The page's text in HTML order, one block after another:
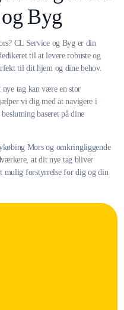
Byg
CL Service og Byg er din
til at levere robuste og
til dit hjem og dine behov.
tag kan være en stor
vi dig med at navigere i
baseret på dine
Mors og omkringliggende
at dit nye tag bliver
mulig forstyrrelse for dig og din